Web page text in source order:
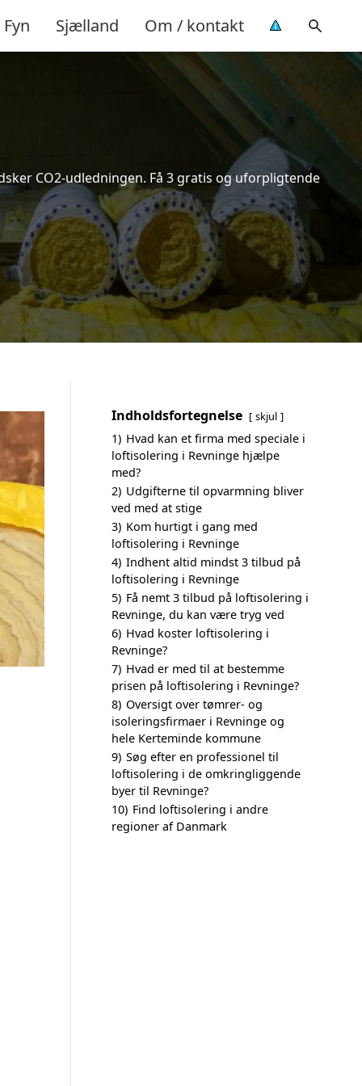
Fyn Sjælland Om / kontakt
CO2-udledningen. Få 3 gratis og uforpligtende
Indholdsfortegnelse skjul
1) Hvad kan et firma med speciale i
loftisolering i Revninge hjælpe
med?
2) Udgifterne til opvarmning bliver
ved med at stige
3) Kom hurtigt i gang med
loftisolering i Revninge
4) Indhent altid mindst 3 tilbud på
loftisolering i Revninge
5) Få nemt 3 tilbud på loftisolering i
Revninge, du kan være tryg ved
6) Hvad koster loftisolering i
Revninge?
7) Hvad er med til at bestemme
prisen på loftisolering i Revninge?
8) Oversigt over tømrer- og
isoleringsfirmaer i Revninge og
hele Kerteminde kommune
9) Søg efter en professionel til
loftisolering i de omkringliggende
byer til Revninge?
10) Find loftisolering i andre
regioner af Danmark